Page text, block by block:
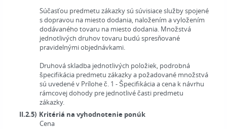
Súčasťou predmetu zákazky sú súvisiace služby spojené
s dopravou na miesto dodania, naložením a vyložením
dodávaného tovaru na miesto dodania. Množstvá
jednotlivých druhov tovaru budú spresňované
pravidelnými objednávkami.
Druhová skladba jednotlivých položiek, podrobná
špecifikácia predmetu zákazky a požadované množstvá
sú uvedené v Prílohe č. 1 - Špecifikácia a cena k návrhu
rámcovej dohody pre jednotlivé časti predmetu
zákazky.
II.2.5) Kritériá na vyhodnotenie ponúk
Cena